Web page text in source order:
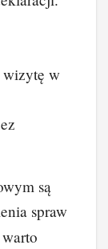
wizytę w
są
spraw